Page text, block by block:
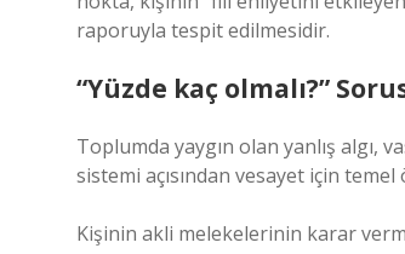
raporuyla tespit edilmesidir.
“Yüzde kaç olmalı?”
Toplumda yaygın olan yanlış algı,
sistemi açısından vesayet için temel
Kişinin akli melekelerinin karar